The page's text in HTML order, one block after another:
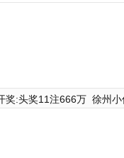
奖:头奖11注666万 徐州